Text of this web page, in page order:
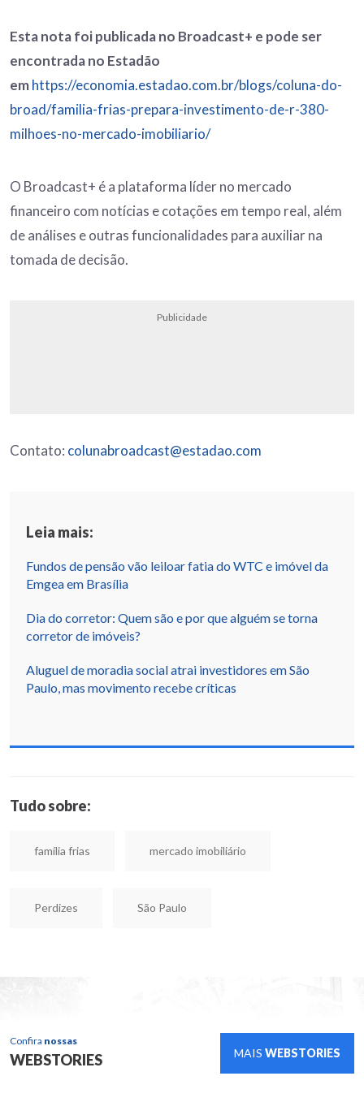
Esta nota foi publicada no Broadcast+ e pode ser
encontrada no Estadão
emhttps://economia.estadao.com.br/blogs/coluna-do-
broad/familia-frias-prepara-investimento-de-r-380-
milhoes-no-mercado-imobiliario/
O Broadcast+ é a plataforma líder no mercado
financeiro com notícias e cotações em tempo real, além
de análises e outras funcionalidades para auxiliar na
tomada de decisão.
Publicidade
Contato: colunabroadcast@estadao.com
Leia mais:
Fundos de pensão vão leiloar fatia do WTC e imóvel da
Emgea em Brasília
Dia do corretor: Quem são e por que alguém se torna
corretor de imóveis?
Aluguel de moradia social atrai investidores em São
Paulo, mas movimento recebe críticas
Tudo sobre:
família frias mercado imobiliário
Perdizes São Paulo
Confira nossas
WEBSTORIES MAIS WEBSTORIES